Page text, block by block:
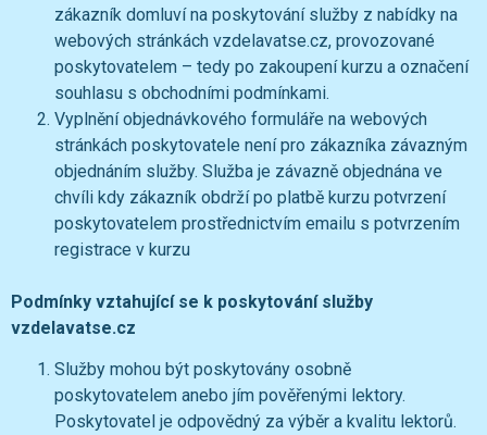
zákazník domluví na poskytování služby z nabídky na
webových stránkách vzdelavatse.cz, provozované
poskytovatelem – tedy po zakoupení kurzu a označení
souhlasu s obchodními podmínkami.
Vyplnění objednávkového formuláře na webových
stránkách poskytovatele není pro zákazníka závazným
objednáním služby. Služba je závazně objednána ve
chvíli kdy zákazník obdrží po platbě kurzu potvrzení
poskytovatelem prostřednictvím emailu s potvrzením
registrace v kurzu
Podmínky vztahující se k poskytování služby
vzdelavatse.cz
Služby mohou být poskytovány osobně
poskytovatelem anebo jím pověřenými lektory.
Poskytovatel je odpovědný za výběr a kvalitu lektorů.